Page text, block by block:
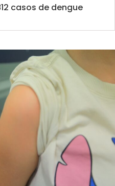
casos de dengue